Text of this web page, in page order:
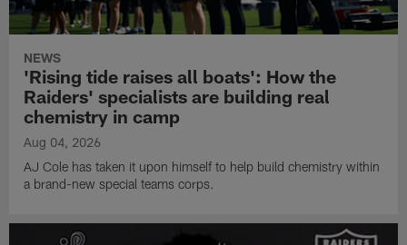
NEWS
'Rising tide raises all boats': How the
Raiders' specialists are building real
chemistry in camp
Aug 04, 2026
AJ Cole has taken it upon himself to help build chemistry within
a brand-new special teams corps.